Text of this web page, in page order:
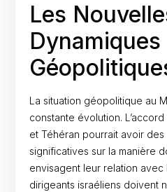
Les
Dynamiques
La situation géopolitique au
constante évolution.
et Téhéran pourrait avoir
significatives sur la manière
envisagent leur relation avec
dirigeants israéliens doivent